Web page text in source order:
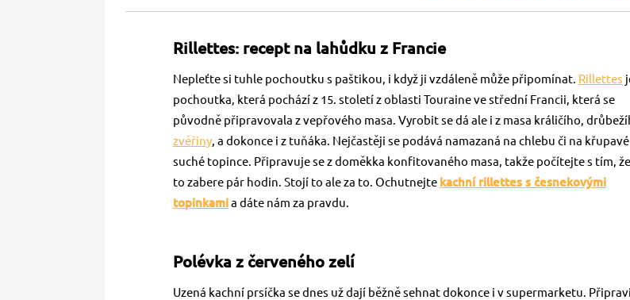
Rillettes: recept na lahůdku z Francie
Nepleťte si tuhle pochoutku s paštikou, i když ji vzdáleně může připomínat. Rillettes
pochoutka, která pochází z 15. století z oblasti Touraine ve střední Francii, která se
původně připravovala z vepřového masa. Vyrobit se dá ale i z masa králičího,
zvěřiny, a dokonce i z tuňáka. Nejčastěji se podává namazaná na chlebu či na křupavé
suché topince. Připravuje se z doměkka konfitovaného masa, takže počítejte s tím,
to zabere pár hodin. Stojí to ale za to. Ochutnejte kachní rillettes s česnekovými
topinkamia dáte nám za pravdu.
Polévka z červeného zelí
Uzená kachní prsíčka se dnes už dají běžně sehnat dokonce i v supermarketu.